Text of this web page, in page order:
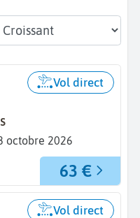
octobre 2026
Vol direct
63 €
Vol direct